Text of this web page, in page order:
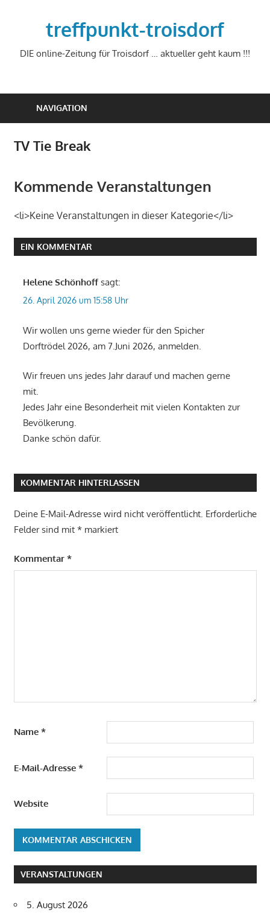
treffpunkt-troisdorf
DIE online-Zeitung für Troisdorf … aktueller geht kaum !!!
NAVIGATION
TV Tie Break
Kommende Veranstaltungen
<li>Keine Veranstaltungen in dieser Kategorie</li>
EIN KOMMENTAR
Helene Schönhoff sagt:
26. April 2026 um 15:58 Uhr
Wir wollen uns gerne wieder für den Spicher
Dorftrödel 2026, am 7.Juni 2026, anmelden.
Wir freuen uns jedes Jahr darauf und machen gerne
mit.
Jedes Jahr eine Besonderheit mit vielen Kontakten zur
Bevölkerung.
Danke schön dafür.
KOMMENTAR HINTERLASSEN
Deine E-Mail-Adresse wird nicht veröffentlicht. Erforderliche
Felder sind mit *markiert
Kommentar *
Name *
E-Mail-Adresse *
Website
VERANSTALTUNGEN
5. August 2026